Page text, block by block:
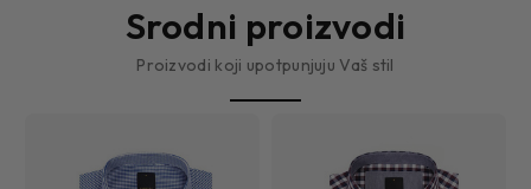
Srodni proizvodi
Proizvodi koji upotpunjuju Vaš stil